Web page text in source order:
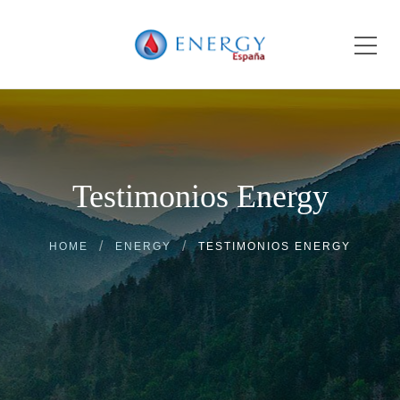
Testimonios Energy
HOME ENERGY TESTIMONIOS ENERGY